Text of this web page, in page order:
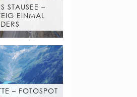
STAUSEE –
EINMAL
– FOTOSPOT